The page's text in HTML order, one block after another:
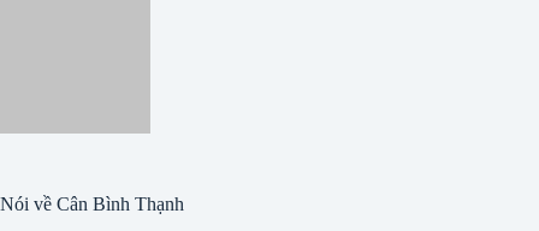
Nói về Cân Bình Thạnh